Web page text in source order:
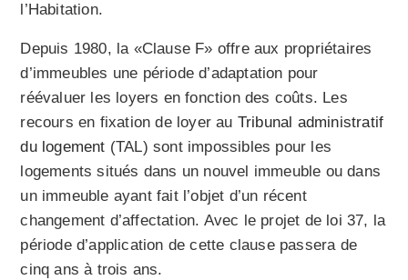
l’Habitation.
Depuis 1980, la «Clause F» offre aux propriétaires
d’immeubles une période d’adaptation pour
réévaluer les loyers en fonction des coûts. Les
recours en fixation de loyer au Tribunal administratif
du logement (TAL) sont impossibles pour les
logements situés dans un nouvel immeuble ou dans
un immeuble ayant fait l’objet d’un récent
changement d’affectation. Avec le projet de loi 37, la
période d’application de cette clause passera de
cinq ans à trois ans.